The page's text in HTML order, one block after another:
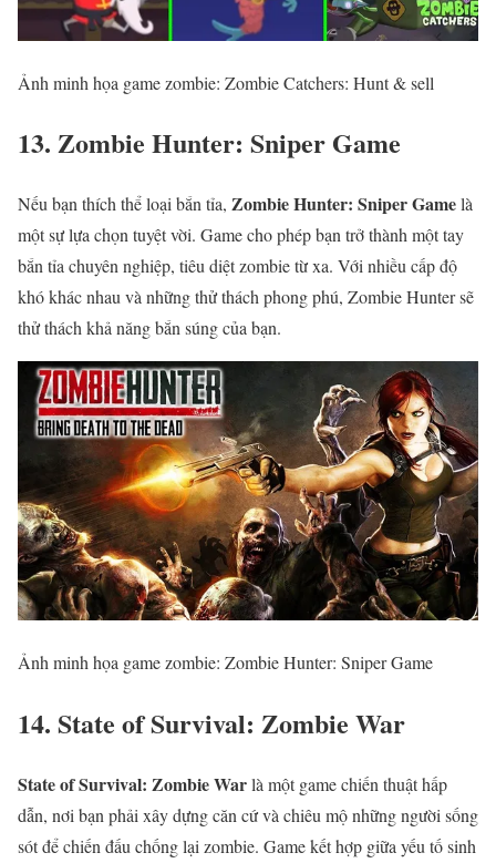
Ảnh minh họa game zombie: Zombie Catchers: Hunt & sell
13. Zombie Hunter: Sniper Game
Nếu bạn thích thể loại bắn tỉa, Zombie Hunter: Sniper Gamelà
một sự lựa chọn tuyệt vời. Game cho phép bạn trở thành một tay
bắn tỉa chuyên nghiệp, tiêu diệt zombie từ xa. Với nhiều cấp độ
khó khác nhau và những thử thách phong phú, Zombie Hunter sẽ
thử thách khả năng bắn súng của bạn.
Ảnh minh họa game zombie: Zombie Hunter: Sniper Game
14. State of Survival: Zombie War
State of Survival: Zombie Warlà một game chiến thuật hấp
dẫn, nơi bạn phải xây dựng căn cứ và chiêu mộ những người sống
sót để chiến đấu chống lại zombie. Game kết hợp giữa yếu tố sinh